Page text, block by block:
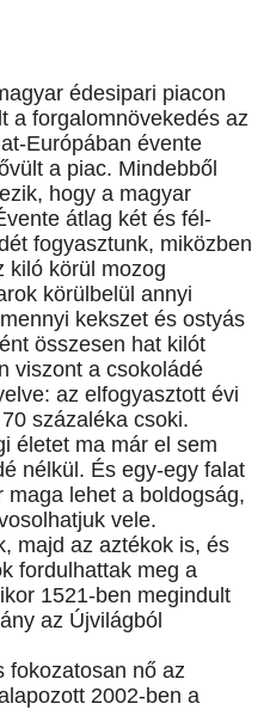
édesipari piacon
a forgalomnövekedés az
Európában évente
a piac. Mindebből
hogy a magyar
átlag két és fél-
fogyasztunk, miközben
kiló körül mozog
körülbelül annyi
kekszet és ostyás
összesen hat kilót
viszont a csokoládé
az elfogyasztott évi
százaléka csoki.
életet ma már el sem
nélkül. És egy-egy falat
lehet a boldogság,
vele.
majd az aztékok is, és
fordulhattak meg a
1521-ben megindult
az Újvilágból
fokozatosan nő az
2002-ben a